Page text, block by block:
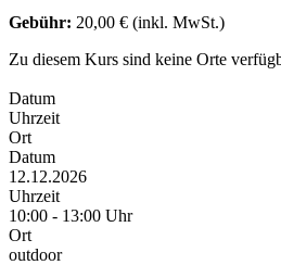
Gebühr: 20,00 € (inkl. MwSt.)
Zu diesem Kurs sind keine Orte
Datum
Uhrzeit
Ort
Datum
12.12.2026
Uhrzeit
10:00 - 13:00 Uhr
Ort
outdoor